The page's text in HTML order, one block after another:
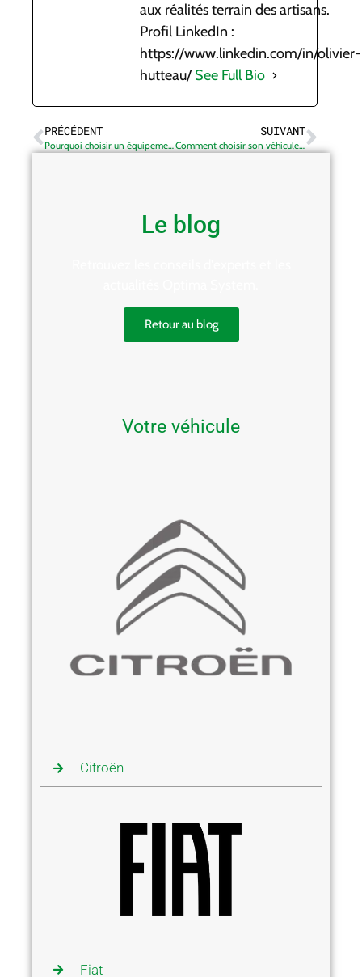
aux réalités terrain des artisans.
Profil LinkedIn :
https://www.linkedin.com/in/olivier-
hutteau/See Full Bio
PRÉCÉDENT
Pourquoi choisir un équipement en métal pour sa camionnette ?
SUIVANT
Comment choisir son véhicule utilitaire ?
Le blog
Retour au blog
Votre véhicule
Citroën
Fiat